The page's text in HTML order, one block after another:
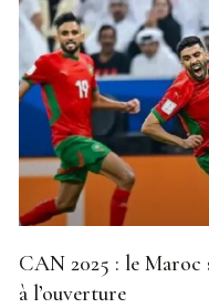
CAN 2025 : le Maroc
à l’ouverture